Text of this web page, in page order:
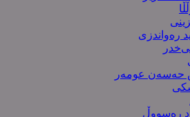
رەواندزی
عومەر
رەسووڵ